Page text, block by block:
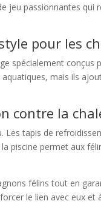
jeu passionnantes
pour les
spécialement conçus
mais ils
contre la
Les tapis de
piscine permet aux
félins tout en
le lien avec eux et